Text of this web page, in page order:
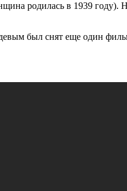
родилась в 1939 году).
был снят еще один